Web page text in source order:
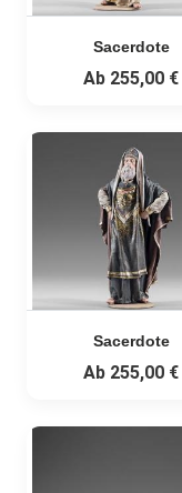
Sacerdote
Ab 255,00 €
Sacerdote
Ab 255,00 €